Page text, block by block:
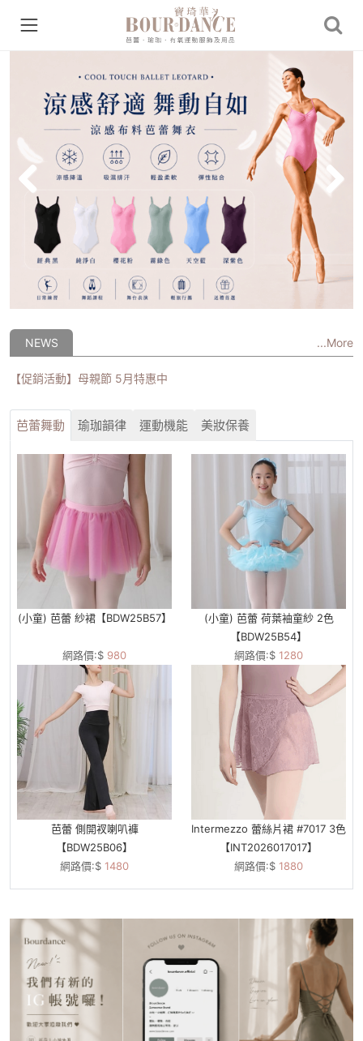
Previous
NEWS ...More
【促銷活動】母親節 5月特惠中
芭蕾舞動 瑜珈韻律 運動機能 美妝保養
(小童) 芭蕾 紗裙【BDW25B57】
網路價:$ 980
(小童) 芭蕾 荷葉袖童紗 2色
【BDW25B54】
網路價:$ 1280
芭蕾 側開衩喇叭褲
【BDW25B06】
網路價:$ 1480
Intermezzo 蕾絲片裙 #7017 3色
【INT2026017017】
網路價:$ 1880